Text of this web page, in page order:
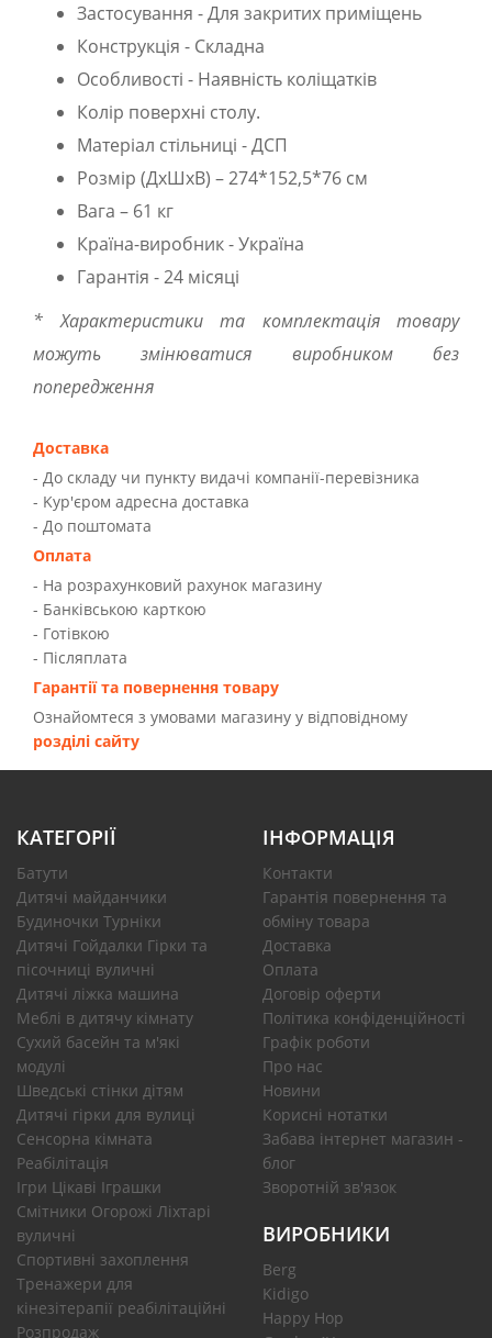
Застосування - Для закритих приміщень
Конструкція - Складна
Особливості - Наявність коліщатків
Колір поверхні столу.
Матеріал стільниці - ДСП
Розмір (ДхШхВ) – 274*152,5*76 см
Вага – 61 кг
Країна-виробник - Україна
Гарантія - 24 місяці
* Характеристики та комплектація товару
можуть змінюватися виробником без
попередження
Доставка
- До складу чи пункту видачі компанії-перевізника
- Kур'єром адресна доставка
- До поштомата
Оплата
- На розрахунковий рахунок магазину
- Банківською карткою
- Готівкою
- Післяплата
Гарантії та повернення товару
Ознайомтеся з умовами магазину у відповідному
розділі сайту
КАТЕГОРІЇ
Батути
Дитячі майданчики
Будиночки Турніки
Дитячі Гойдалки Гірки та
пісочниці вуличні
Дитячі ліжка машина
Меблі в дитячу кімнату
Сухий басейн та м'які
модулі
Шведські стінки дітям
Дитячі гірки для вулиці
Сенсорна кімната
Реабілітація
Ігри Цікаві Іграшки
Смітники Огорожі Ліхтарі
вуличні
Спортивні захоплення
Тренажери для
кінезітерапії реабілітаційні
Розпродаж
ІНФОРМАЦІЯ
Контакти
Гарантія повернення та
обміну товара
Доставка
Оплата
Договір оферти
Політика конфіденційності
Графік роботи
Про нас
Новини
Корисні нотатки
Забава інтернет магазин -
блог
Зворотній зв'язок
ВИРОБНИКИ
Berg
Kidigo
Happy Hop